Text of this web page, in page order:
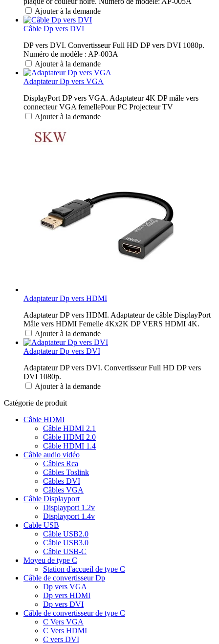
Ajouter à la demande
Câble Dp vers DVI
DP vers DVI. Convertisseur Full HD DP vers DVI 1080p.
Numéro de modèle : AP-003A
Ajouter à la demande
Adaptateur Dp vers VGA
DisplayPort DP vers VGA. Adaptateur 4K DP mâle vers
connecteur VGA femellePour PC Projecteur TV
Ajouter à la demande
Adaptateur Dp vers HDMI
Adaptateur DP vers HDMI. Adaptateur de câble DisplayPort
Mâle vers HDMI Femelle 4Kx2K DP VERS HDMI 4K.
Ajouter à la demande
Adaptateur Dp vers DVI
Adaptateur DP vers DVI. Convertisseur Full HD DP vers
DVI 1080p.
Ajouter à la demande
Catégorie de produit
Câble HDMI
Câble HDMI 2.1
Câble HDMI 2.0
Câble HDMI 1.4
Câble audio vidéo
Câbles Rca
Câbles Toslink
Câbles DVI
Câbles VGA
Câble Displayport
Displayport 1.2v
Displayport 1.4v
Cable USB
Câble USB2.0
Câble USB3.0
Câble USB-C
Moyeu de type C
Station d'accueil de type C
Câble de convertisseur Dp
Dp vers VGA
Dp vers HDMI
Dp vers DVI
Câble de convertisseur de type C
C Vers VGA
C Vers HDMI
C vers DVI